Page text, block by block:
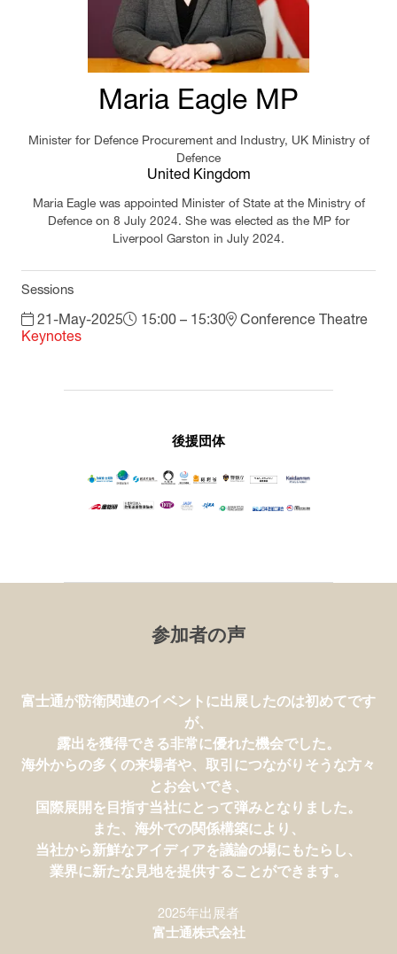
Maria Eagle MP
Minister for Defence Procurement and Industry, UK Ministry of
Defence
United Kingdom
Maria Eagle was appointed Minister of State at the Ministry of
Defence on 8 July 2024. She was elected as the MP for
Liverpool Garston in July 2024.
Sessions
21-May-2025 15:00 – 15:30
Conference Theatre
Keynotes
後援団体
参加者の声
最先端の防衛装備品、技術、コンセプトについて知るこ
とができるイベントです。
中には戦略を検討する際に非常に重要なものもありま
す。
端的に言えば、すべてが当社のシンクタンクとしての事
業に不可欠なものです。
2025年来場者
富士通が防衛関連のイベントに出展したのは初めてです
が、
露出を獲得できる非常に優れた機会でした。
海外からの多くの来場者や、取引につながりそうな方々
とお会いでき、
国際展開を目指す当社にとって弾みとなりました。
また、海外での関係構築により、
当社から新鮮なアイディアを議論の場にもたらし、
業界に新たな見地を提供することができます。
2025年出展者
富士通株式会社
SAAB